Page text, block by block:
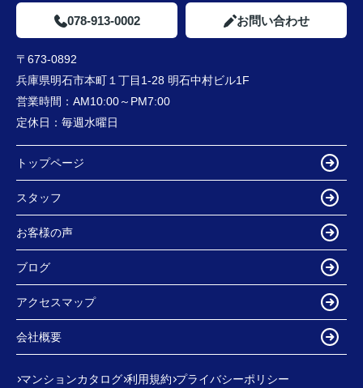
078-913-0002 お問い合わせ
〒673-0892
兵庫県明石市本町１丁目1-28 明石中村ビル1F
営業時間： AM10:00～PM7:00
定休日： 毎週水曜日
トップページ
スタッフ
お客様の声
ブログ
アクセスマップ
会社概要
マンションカタログ 利用規約 プライバシーポリシー